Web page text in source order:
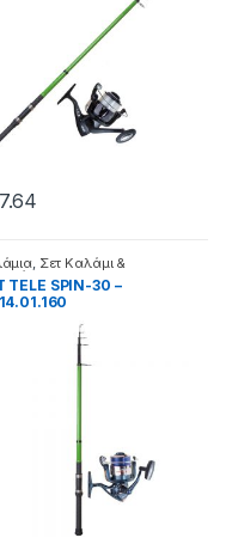
, Σετ Καλάμι &
TELE SPIN-30 –